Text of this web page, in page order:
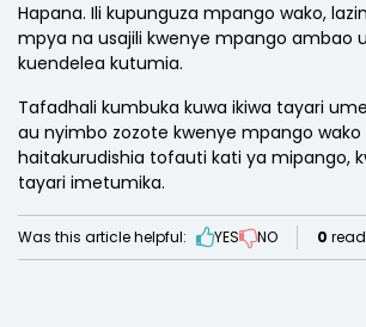
Hapana. Ili kupunguza mpango wako,
mpya na usajili kwenye mpango ambao
kuendelea kutumia.
Tafadhali kumbuka kuwa ikiwa tayari
au nyimbo zozote kwenye mpango wako
haitakurudishia tofauti kati ya mipango,
tayari imetumika.
Was this article helpful: YES NO 0